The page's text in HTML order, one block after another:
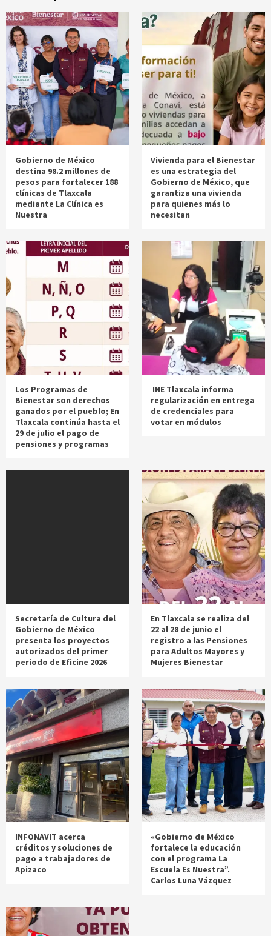
Gobierno de México
destina 98.2 millones de
pesos para fortalecer 188
clínicas de Tlaxcala
mediante La Clínica es
Nuestra
Vivienda para el Bienestar
es una estrategia del
Gobierno de México, que
garantiza una vivienda
para quienes más lo
necesitan
Los Programas de
Bienestar son derechos
ganados por el pueblo; En
Tlaxcala continúa hasta el
29 de julio el pago de
pensiones y programas
INE Tlaxcala informa
regularización en entrega
de credenciales para
votar en módulos
Secretaría de Cultura del
Gobierno de México
presenta los proyectos
autorizados del primer
periodo de Eficine 2026
En Tlaxcala se realiza del
22 al 28 de junio el
registro a las Pensiones
para Adultos Mayores y
Mujeres Bienestar
INFONAVIT acerca
créditos y soluciones de
pago a trabajadores de
Apizaco
«Gobierno de México
fortalece la educación
con el programa La
Escuela Es Nuestra”.
Carlos Luna Vázquez